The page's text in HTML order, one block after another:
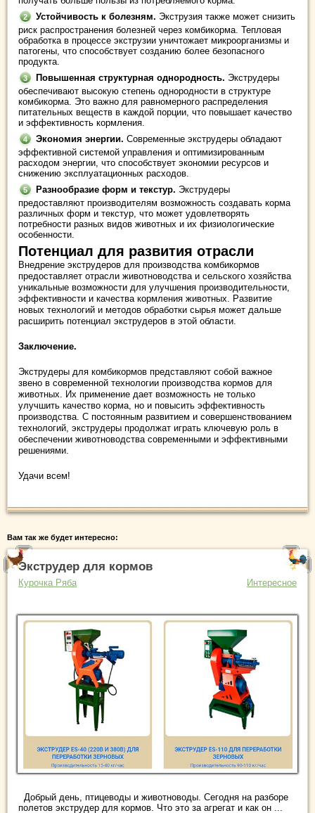
Устойчивость к болезням. Экструзия также может снизить
риск распространения болезней через комбикорма. Тепловая
обработка в процессе экструзии уничтожает микроорганизмы и
патогены, что способствует созданию более безопасного
продукта.
Повышенная структурная однородность. Экструдеры
обеспечивают высокую степень однородности в структуре
комбикорма. Это важно для равномерного распределения
питательных веществ в каждой порции, что повышает качество
и эффективность кормления.
Экономия энергии. Современные экструдеры обладают
эффективной системой управления и оптимизированным
расходом энергии, что способствует экономии ресурсов и
снижению эксплуатационных расходов.
Разнообразие форм и текстур. Экструдеры
предоставляют производителям возможность создавать корма
различных форм и текстур, что может удовлетворять
потребности разных видов животных и их физиологические
особенности.
Потенциал для развития отрасли
Внедрение экструдеров для производства комбикормов
предоставляет отрасли животноводства и сельского хозяйства
уникальные возможности для улучшения производительности,
эффективности и качества кормления животных. Развитие
новых технологий и методов обработки сырья может дальше
расширить потенциал экструдеров в этой области.
Заключение.
Экструдеры для комбикормов представляют собой важное
звено в современной технологии производства кормов для
животных. Их применение дает возможность не только
улучшить качество корма, но и повысить эффективность
производства. С постоянным развитием и совершенствованием
технологий, экструдеры продолжат играть ключевую роль в
обеспечении животноводства современными и эффективными
решениями.
Удачи всем!
Вам так же будет интересно:
Экструдер для кормов
Курочка Ряба Интересное
Добрый день, птицеводы и животноводы. Сегодня на разборе
полетов экструдер для кормов. Что это за агрегат и как он ...